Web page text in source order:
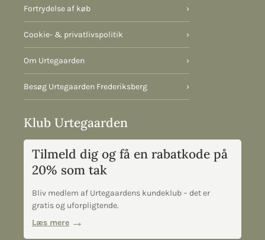
Fortrydelse af køb ›
Cookie- & privatlivspolitik ›
Om Urtegaarden ›
Besøg Urtegaarden Frederiksberg ›
Klub Urtegaarden
Tilmeld dig og få en rabatkode på
20% som tak
Bliv medlem af Urtegaardens kundeklub – det er
gratis og uforpligtende.
Læs mere